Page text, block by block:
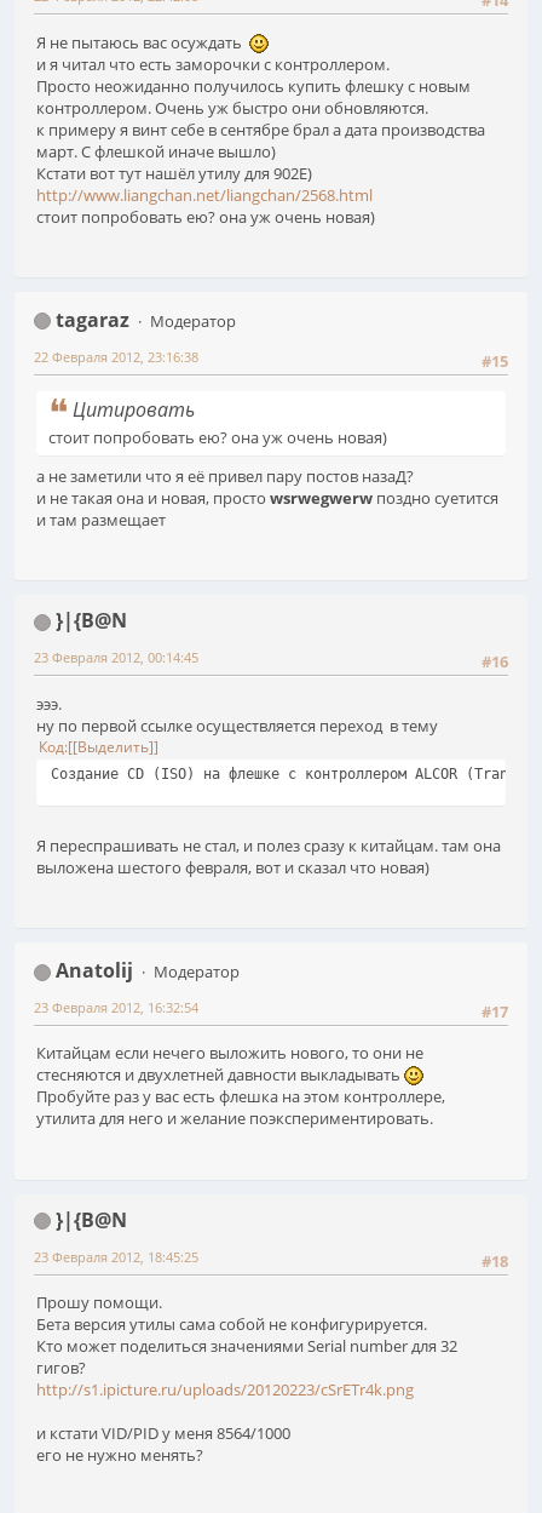
Я не пытаюсь вас осуждать
и я читал что есть заморочки с контроллером.
Просто неожиданно получилось купить флешку с новым
контроллером. Очень уж быстро они обновляются.
к примеру я винт себе в сентябре брал а дата производства
март. С флешкой иначе вышло)
Кстати вот тут нашёл утилу для 902Е)
http://www.liangchan.net/liangchan/2568.html
стоит попробовать ею? она уж очень новая)
tagaraz
Модератор
#15
22 Февраля 2012, 23:16:38
Цитировать
стоит попробовать ею? она уж очень новая)
а не заметили что я её привел пару постов назаД?
и не такая она и новая, просто wsrwegwerw поздно суетится
и там размещает
}|{B@N
#16
23 Февраля 2012, 00:14:45
эээ.
ну по первой ссылке осуществляется переход в тему
Код [Выделить]
Создание CD (ISO) на флешке с контроллером ALCOR
Я переспрашивать не стал, и полез сразу к китайцам. там она
выложена шестого февраля, вот и сказал что новая)
Anatolij
Модератор
#17
23 Февраля 2012, 16:32:54
Китайцам если нечего выложить нового, то они не
стесняются и двухлетней давности выкладывать
Пробуйте раз у вас есть флешка на этом контроллере,
утилита для него и желание поэкспериментировать.
}|{B@N
#18
23 Февраля 2012, 18:45:25
Прошу помощи.
Бета версия утилы сама собой не конфигурируется.
Кто может поделиться значениями Serial number для 32
гигов?
http://s1.ipicture.ru/uploads/20120223/cSrETr4k.png
и кстати VID/PID у меня 8564/1000
его не нужно менять?